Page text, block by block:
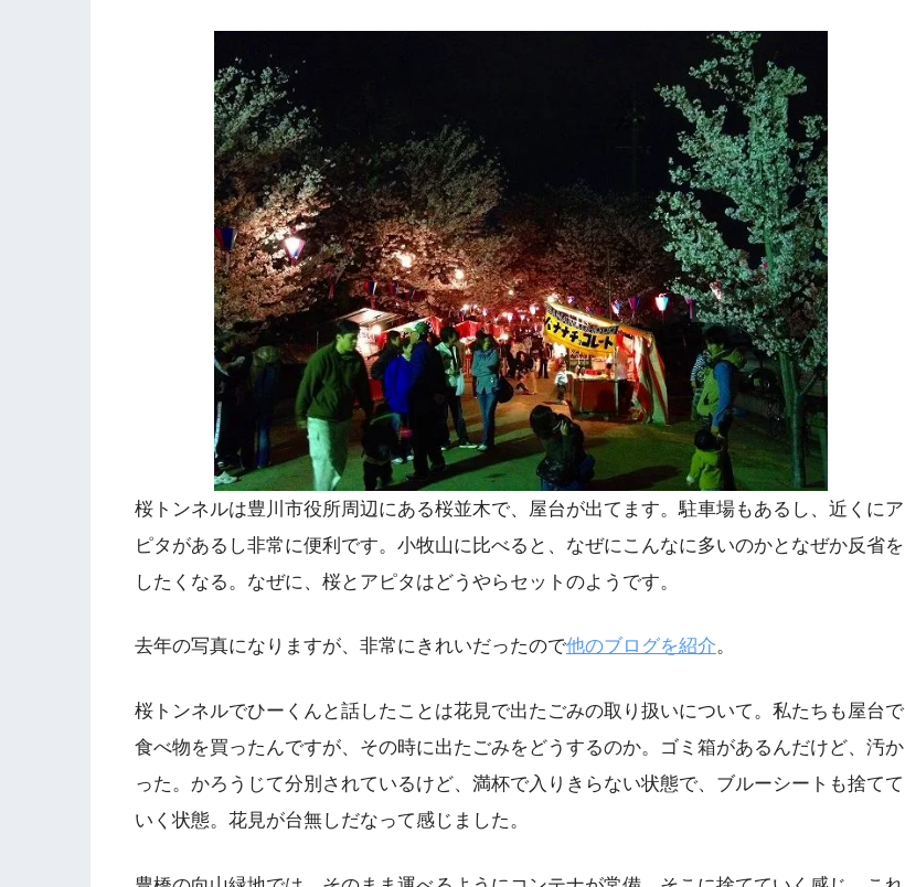
桜トンネルは豊川市役所周辺にある桜並木で、屋台が出てます。駐車場もあるし、近くにア
ピタがあるし非常に便利です。小牧山に比べると、なぜにこんなに多いのかとなぜか反省を
したくなる。なぜに、桜とアピタはどうやらセットのようです。
去年の写真になりますが、非常にきれいだったので他のブログを紹介。
桜トンネルでひーくんと話したことは花見で出たごみの取り扱いについて。私たちも屋台で
食べ物を買ったんですが、その時に出たごみをどうするのか。ゴミ箱があるんだけど、汚か
った。かろうじて分別されているけど、満杯で入りきらない状態で、ブルーシートも捨てて
いく状態。花見が台無しだなって感じました。